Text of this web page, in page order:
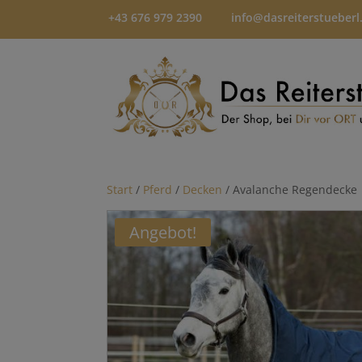
+43 676 979 2390
Start / Pferd / Decken / Avalanche Regendecke
Angebot!